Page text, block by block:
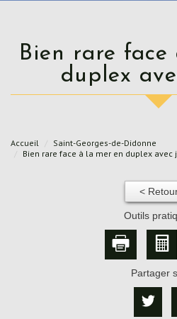
Bien rare face à la mer en
duplex
Accueil
Saint-Georges-de-Didonne
Bien rare face à la mer en duplex avec
<
Outils
Partager